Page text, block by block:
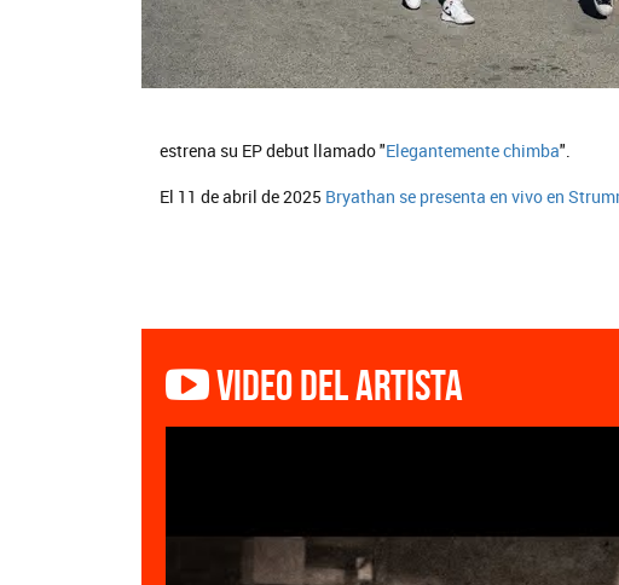
estrena su EP debut llamado "Elegantemente chimba".
El 11 de abril de 2025 Bryathan se presenta en vivo en
Video del artista